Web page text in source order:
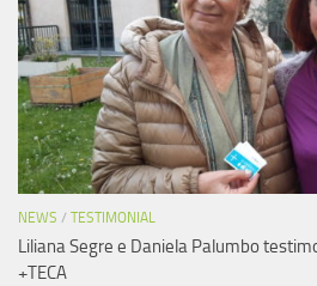
NEWS / TESTIMONIAL
Liliana Segre e Daniela Palumbo
+TECA